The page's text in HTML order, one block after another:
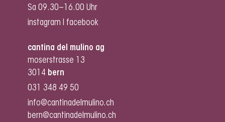
Sa 09.30–16.00 Uhr
instagram
facebook
cantina del mulino ag
moserstrasse 13
3014 bern
031 348 49 50
info@cantinadelmulino.ch
bern@cantinadelmulino.ch